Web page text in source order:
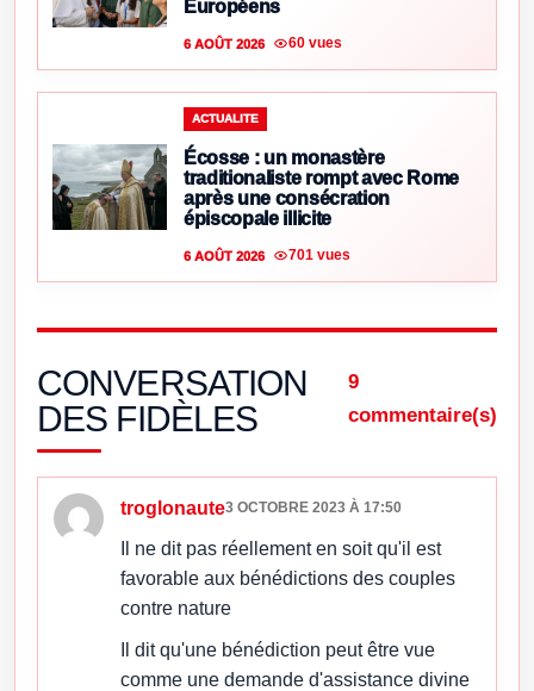
Européens
6 AOÛT 2026 60 vues
ACTUALITE
Écosse : un monastère
traditionaliste rompt avec Rome
après une consécration
épiscopale illicite
6 AOÛT 2026 701 vues
CONVERSATION
DES FIDÈLES
9
commentaire(s)
troglonaute3 OCTOBRE 2023 À 17:50
Il ne dit pas réellement en soit qu'il est
favorable aux bénédictions des couples
contre nature
Il dit qu'une bénédiction peut être vue
comme une demande d'assistance divine